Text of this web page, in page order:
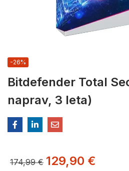
Bitdefender Total
naprav, 3 leta)
-26%
174,99€ 129,90 €